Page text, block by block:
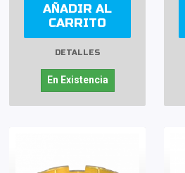
AÑADIR AL
CARRITO
DETALLES
En Existencia